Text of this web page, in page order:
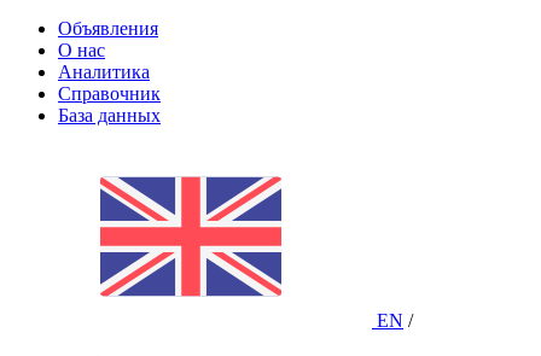
Объявления
О нас
Аналитика
Справочник
База данных
EN /